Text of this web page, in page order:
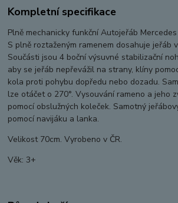
Kompletní specifikace
Plně mechanicky funkční Autojeřáb
S plně roztaženým ramenem dosahuje jeřáb
Součásti jsou 4 boční výsuvné stabilizační
aby se jeřáb nepřevážil na strany, klíny
kola proti pohybu dopředu nebo dozadu.
lze otáčet o 270°. Vysouvání rameno a jeho
pomocí obslužných koleček. Samotný
pomocí navijáku a lanka.
Velikost 70cm. Vyrobeno v ČR.
Věk: 3+